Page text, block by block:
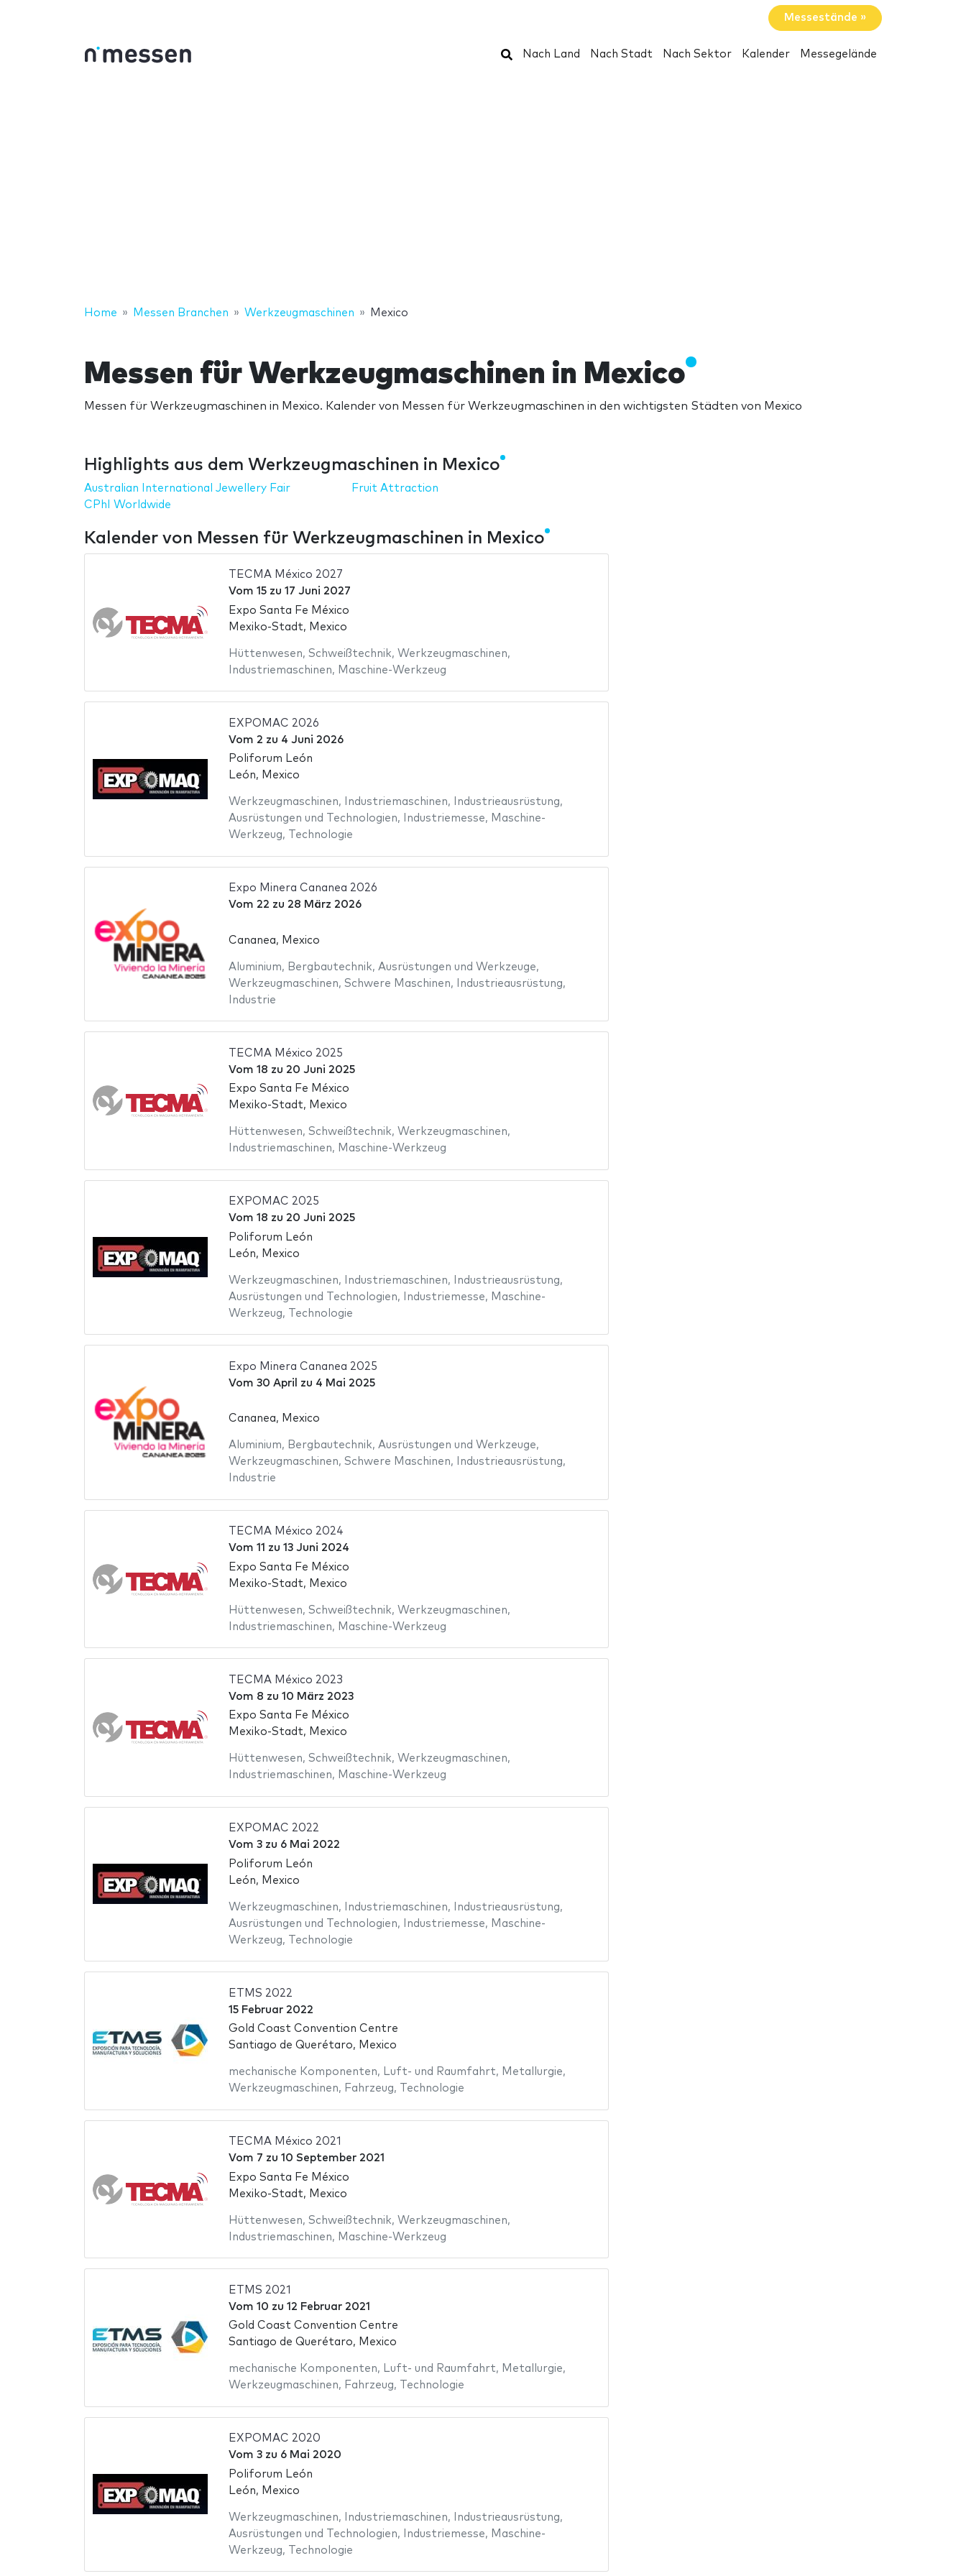
Messestände »
Suchen
Nach Land Nach Stadt Nach Sektor Kalender Messegelände
Home Messen Branchen Werkzeugmaschinen Mexico
Messen für Werkzeugmaschinen in Mexico
Messen für Werkzeugmaschinen in Mexico. Kalender von Messen für Werkzeugmaschinen in den wichtigsten Städten von Mexico
Highlights aus dem Werkzeugmaschinen in Mexico
Australian International Jewellery Fair
CPhI Worldwide
Fruit Attraction
Kalender von Messen für Werkzeugmaschinen in Mexico
TECMA México 2027
Vom 15zu 17 Juni 2027
Expo Santa Fe México
Mexiko-Stadt, Mexico
Hüttenwesen, Schweißtechnik, Werkzeugmaschinen,
Industriemaschinen, Maschine-Werkzeug
EXPOMAC 2026
Vom 2 zu 4 Juni 2026
Poliforum León
León, Mexico
Werkzeugmaschinen, Industriemaschinen, Industrieausrüstung,
Ausrüstungen und Technologien, Industriemesse, Maschine-
Werkzeug, Technologie
Expo Minera Cananea 2026
Vom 22 zu 28 März 2026
Cananea, Mexico
Aluminium, Bergbautechnik, Ausrüstungen und Werkzeuge,
Werkzeugmaschinen, Schwere Maschinen, Industrieausrüstung,
Industrie
TECMA México 2025
Vom 18 zu 20 Juni 2025
Expo Santa Fe México
Mexiko-Stadt, Mexico
Hüttenwesen, Schweißtechnik, Werkzeugmaschinen,
Industriemaschinen, Maschine-Werkzeug
EXPOMAC 2025
Vom 18 zu 20 Juni 2025
Poliforum León
León, Mexico
Werkzeugmaschinen, Industriemaschinen, Industrieausrüstung,
Ausrüstungen und Technologien, Industriemesse, Maschine-
Werkzeug, Technologie
Expo Minera Cananea 2025
Vom 30 April zu 4 Mai 2025
Cananea, Mexico
Aluminium, Bergbautechnik, Ausrüstungen und Werkzeuge,
Werkzeugmaschinen, Schwere Maschinen, Industrieausrüstung,
Industrie
TECMA México 2024
Vom 11 zu 13 Juni 2024
Expo Santa Fe México
Mexiko-Stadt, Mexico
Hüttenwesen, Schweißtechnik, Werkzeugmaschinen,
Industriemaschinen, Maschine-Werkzeug
TECMA México 2023
Vom 8 zu 10 März 2023
Expo Santa Fe México
Mexiko-Stadt, Mexico
Hüttenwesen, Schweißtechnik, Werkzeugmaschinen,
Industriemaschinen, Maschine-Werkzeug
EXPOMAC 2022
Vom 3zu 6 Mai 2022
Poliforum León
León, Mexico
Werkzeugmaschinen, Industriemaschinen, Industrieausrüstung,
Ausrüstungen und Technologien, Industriemesse, Maschine-
Werkzeug, Technologie
ETMS 2022
15 Februar 2022
Gold Coast Convention Centre
Santiago de Querétaro, Mexico
mechanische Komponenten, Luft- und Raumfahrt, Metallurgie,
Werkzeugmaschinen, Fahrzeug, Technologie
TECMA México 2021
Vom 7 zu 10 September 2021
Expo Santa Fe México
Mexiko-Stadt, Mexico
Hüttenwesen, Schweißtechnik, Werkzeugmaschinen,
Industriemaschinen, Maschine-Werkzeug
ETMS 2021
Vom 10 zu 12 Februar 2021
Gold Coast Convention Centre
Santiago de Querétaro, Mexico
mechanische Komponenten, Luft- und Raumfahrt, Metallurgie,
Werkzeugmaschinen, Fahrzeug, Technologie
EXPOMAC 2020
Vom 3zu 6 Mai 2020
Poliforum León
León, Mexico
Werkzeugmaschinen, Industriemaschinen, Industrieausrüstung,
Ausrüstungen und Technologien, Industriemesse, Maschine-
Werkzeug, Technologie